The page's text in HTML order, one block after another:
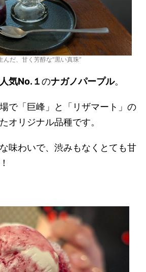
んだ、甘く芳醇な“黒い真珠”
人気No.１のナガノパープル。
で「巨峰」と「リザマート」の
オリジナル品種です。
味わいで、渋みもなくとても甘